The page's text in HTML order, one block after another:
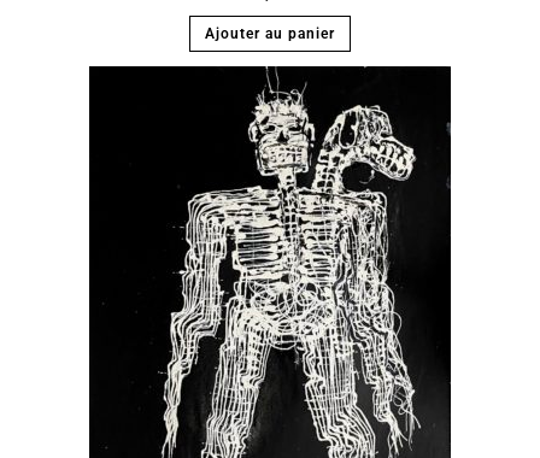
Ajouter au panier